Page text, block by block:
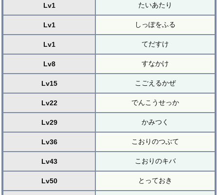
Lv1 たいあたり
Lv1 しっぽをふる
Lv1 てだすけ
Lv8 すなかけ
Lv15 こごえるかぜ
Lv22 でんこうせっか
Lv29 かみつく
Lv36 こおりのつぶて
Lv43 こおりのキバ
Lv50 とっておき